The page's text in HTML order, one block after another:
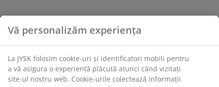
Vă personalizăm experiența
La JYSK folosim cookie-uri și identificatori mobili pentru
a vă asigura o experiență plăcută atunci când vizitați
site-ul nostru web. Cookie-urile colectează informații